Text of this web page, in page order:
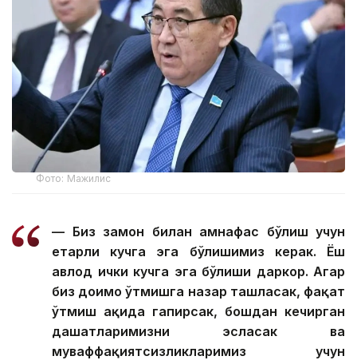
Фото: Мажилис
— Биз замон билан ҳамнафас бўлиш учун
етарли кучга эга бўлишимиз керак. Ёш
авлод ички кучга эга бўлиши даркор. Агар
биз доимо ўтмишга назар ташласак, фақат
ўтмиш ҳақида гапирсак, бошдан кечирган
даҳшатларимизни эсласак ва
муваффақиятсизликларимиз учун